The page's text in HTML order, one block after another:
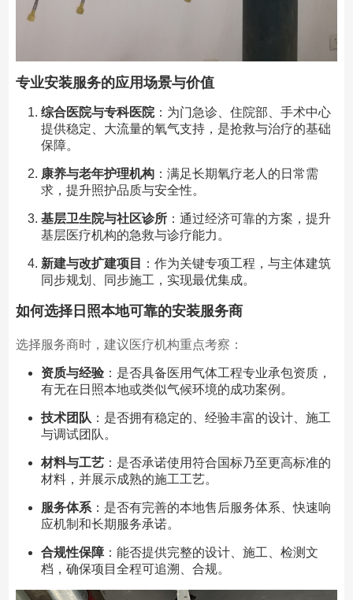
专业安装服务的应用场景与价值
综合医院与专科医院：为门急诊、住院部、手术中心
提供稳定、大流量的氧气支持，是抢救与治疗的基础
保障。
康养与老年护理机构：满足长期氧疗老人的日常需
求，提升照护品质与安全性。
基层卫生院与社区诊所：通过经济可靠的方案，提升
基层医疗机构的急救与诊疗能力。
新建与改扩建项目
：作为关键专项工程，与主体建筑
同步规划、同步施工，实现最优集成。
如何选择日照本地可靠的安装服务商
选择服务商时，建议医疗机构重点考察：
资质与经验：是否具备医用气体工程专业承包资质，
有无在日照本地或类似气候环境的成功案例。
技术团队 ：是否拥有稳定的、经验丰富的设计、施工
与调试团队。
材料与工艺：是否承诺使用符合国标乃至更高标准的
材料，并展示成熟的施工工艺。
服务体系：是否有完善的本地售后服务体系、快速响
应机制和长期服务承诺。
合规性保障：能否提供完整的设计、施工、检测文
档，确保项目全程可追溯、合规。